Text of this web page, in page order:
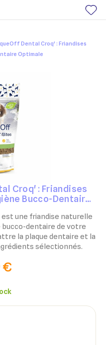
Dental Croq' : Friandises
Optimale
Croq' : Friandises
Bucco-Dentaire
une friandise naturelle
dentaire de votre
la plaque dentaire et la
sélectionnés.
€